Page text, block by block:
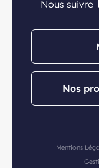
Nous suivre
Nos
Mentions